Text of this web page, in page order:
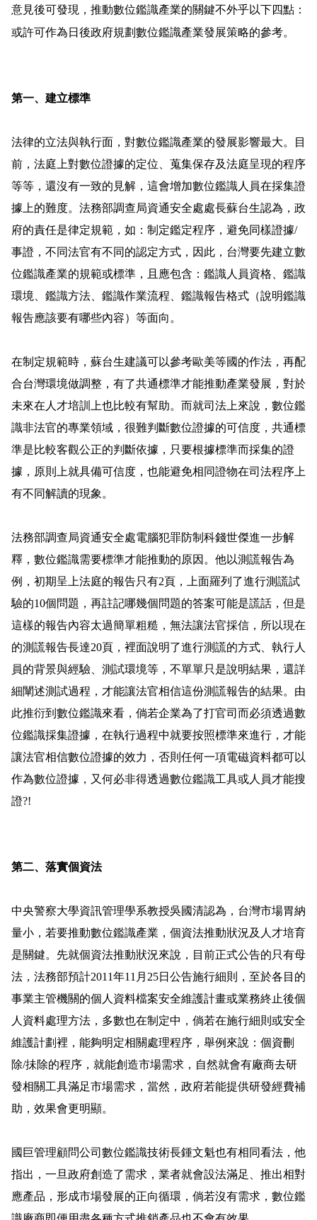
意見後可發現，推動數位鑑識產業的關鍵不外乎以下四點：
或許可作為日後政府規劃數位鑑識產業發展策略的參考。
第一、建立標準
法律的立法與執行面，對數位鑑識產業的發展影響最大。目
前，法庭上對數位證據的定位、蒐集保存及法庭呈現的程序
等等，還沒有一致的見解，這會增加數位鑑識人員在採集證
據上的難度。 法務部調查局資通安全處處長蘇台生認為，政
府的責任是律定規範，如：制定鑑定程序，避免同樣證據/
事證，不同法官有不同的認定方式，因此，台灣要先建立數
位鑑識產業的規範或標準，且應包含：鑑識人員資格、鑑識
環境、鑑識方法、鑑識作業流程、鑑識報告格式（說明鑑識
報告應該要有哪些內容）等面向。
在制定規範時，蘇台生建議可以參考歐美等國的作法，再配
合台灣環境做調整，有了共通標準才能推動產業發展，對於
未來在人才培訓上也比較有幫助。而就司法上來說，數位鑑
識非法官的專業領域，很難判斷數位證據的可信度，共通標
準是比較客觀公正的判斷依據，只要根據標準而採集的證
據，原則上就具備可信度，也能避免相同證物在司法程序上
有不同解讀的現象。
法務部調查局資通安全處電腦犯罪防制科錢世傑進一步解
釋，數位鑑識需要標準才能推動的原因。他以測謊報告為
例，初期呈上法庭的報告只有2頁，上面羅列了進行測謊試
驗的10個問題，再註記哪幾個問題的答案可能是謊話，但是
這樣的報告內容太過簡單粗糙，無法讓法官採信，所以現在
的測謊報告長達20頁，裡面說明了進行測謊的方式、執行人
員的背景與經驗、測試環境等，不單單只是說明結果，還詳
細闡述測試過程，才能讓法官相信這份測謊報告的結果。 由
此推衍到數位鑑識來看，倘若企業為了打官司而必須透過數
位鑑識採集證據，在執行過程中就要按照標準來進行，才能
讓法官相信數位證據的效力，否則任何一項電磁資料都可以
作為數位證據，又何必非得透過數位鑑識工具或人員才能搜
證?!
第二、落實個資法
中央警察大學資訊管理學系教授吳國清認為，台灣市場胃納
量小，若要推動數位鑑識產業，個資法推動狀況及人才培育
是關鍵。 先就個資法推動狀況來說，目前正式公告的只有母
法，法務部預計2011年11 月 25日 公告施行細則，至於各目的
事業主管機關的個人資料檔案安全維護計畫或業務終止後個
人資料處理方法，多數也在制定中，倘若在施行細則或安全
維護計劃裡，能夠明定相關處理程序，舉例來說：個資刪
除/抺除的程序，就能創造市場需求，自然就會有廠商去研
發相關工具滿足市場需求，當然，政府若能提供研發經費補
助，效果會更明顯。
國巨管理顧問公司數位鑑識技術長鍾文魁也有相同看法，他
指出，一旦政府創造了需求，業者就會設法滿足、推出相對
應產品，形成市場發展的正向循環，倘若沒有需求，數位鑑